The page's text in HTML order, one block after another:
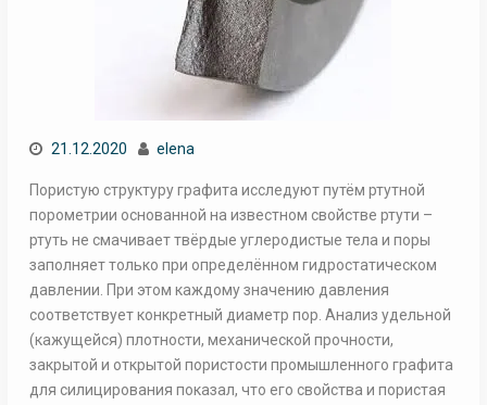
21.12.2020 elena
Пористую структуру графита исследуют путём ртутной
порометрии основанной на известном свойстве ртути –
ртуть не смачивает твёрдые углеродистые тела и поры
заполняет только при определённом гидростатическом
давлении. При этом каждому значению давления
соответствует конкретный диаметр пор. Анализ удельной
(кажущейся) плотности, механической прочности,
закрытой и открытой пористости промышленного графита
для силицирования показал, что его свойства и пористая